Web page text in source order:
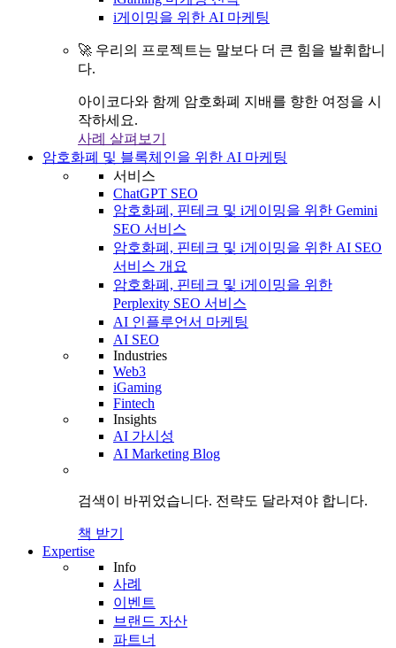
i게이밍을 위한 AI 마케팅
🚀 우리의 프로젝트는 말보다 더 큰 힘을 발휘합니
다.
아이코다와 함께 암호화폐 지배를 향한 여정을 시
작하세요.
사례 살펴보기
암호화폐 및 블록체인을 위한 AI 마케팅
서비스
ChatGPT SEO
암호화폐, 핀테크 및 i게이밍을 위한 Gemini
SEO 서비스
암호화폐, 핀테크 및 i게이밍을 위한 AI SEO
서비스 개요
암호화폐, 핀테크 및 i게이밍을 위한
Perplexity SEO 서비스
AI 인플루언서 마케팅
AI SEO
Industries
Web3
iGaming
Fintech
Insights
AI 가시성
AI Marketing Blog
검색이 바뀌었습니다. 전략도 달라져야 합니다.
책 받기
Expertise
Info
사례
이벤트
브랜드 자산
파트너